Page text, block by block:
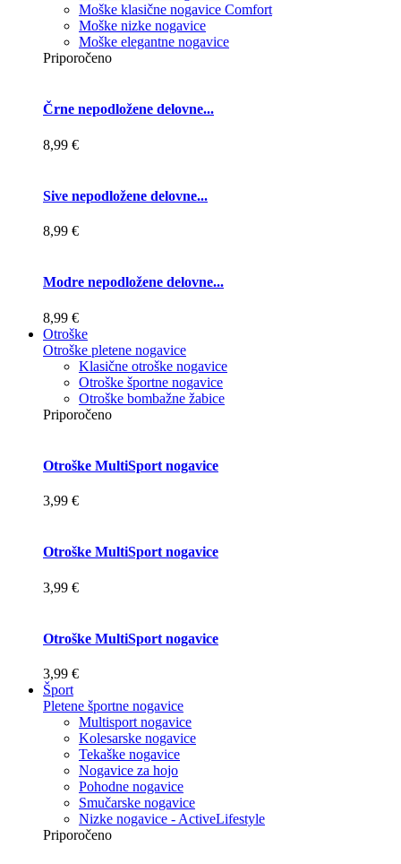
Moške klasične nogavice Comfort
Moške nizke nogavice
Moške elegantne nogavice
Priporočeno
Črne nepodložene delovne...
8,99 €
Sive nepodložene delovne...
8,99 €
Modre nepodložene delovne...
8,99 €
Otroške
Otroške pletene nogavice
Klasične otroške nogavice
Otroške športne nogavice
Otroške bombažne žabice
Priporočeno
Otroške MultiSport nogavice
3,99 €
Otroške MultiSport nogavice
3,99 €
Otroške MultiSport nogavice
3,99 €
Šport
Pletene športne nogavice
Multisport nogavice
Kolesarske nogavice
Tekaške nogavice
Nogavice za hojo
Pohodne nogavice
Smučarske nogavice
Nizke nogavice - ActiveLifestyle
Priporočeno